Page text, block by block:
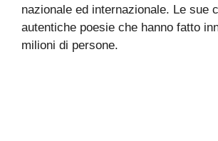
nazionale ed internazionale. Le sue
autentiche poesie che hanno fatto
milioni di persone.